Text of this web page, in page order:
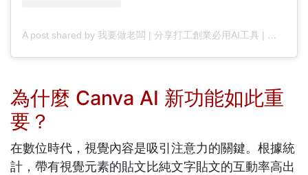
A post shared by 我要做老闆 | 分享打工創業必用AI工具 | 分享企業達人成功秘訣 💫 (@ai9_studio)
為什麼 Canva AI 新功能如此重
要？
在數位時代，視覺內容是吸引注意力的關鍵。根據統
計，帶有視覺元素的貼文比純文字貼文的互動率高出